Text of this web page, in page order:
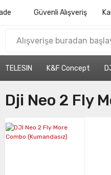
Güvenli Alışveriş
TELESIN K&F Concept
Dji Neo 2 Fly